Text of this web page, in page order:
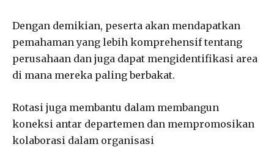
Dengan demikian, peserta akan mendapatkan
pemahaman yang lebih komprehensif tentang
perusahaan dan juga dapat mengidentifikasi area
di mana mereka paling berbakat.
Rotasi juga membantu dalam membangun
koneksi antar departemen dan mempromosikan
kolaborasi dalam organisasi